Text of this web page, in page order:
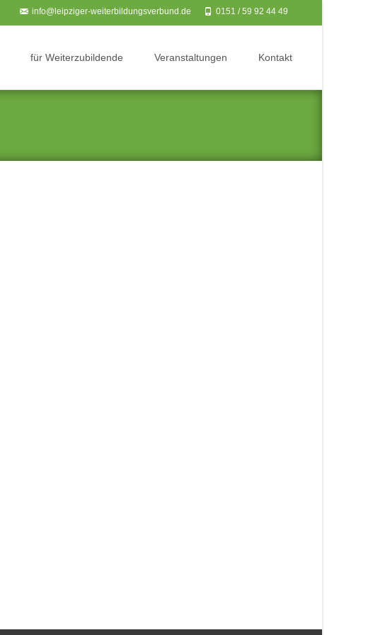
0151 / 59 92 44 49‬
info@leipziger-weiterbildungsverbund.de
für Weiterzubildende Veranstaltungen Kontakt